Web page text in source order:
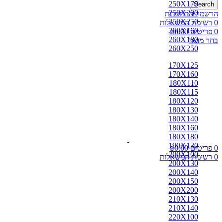
Search
הרשמה/התחברות
0 רשימת המשאלות
0 פריטים ₪0.00
בחר מוצר
0 פריטים ₪0.00
0 רשימת המשאלות
250X170
250X200
250X250
260X160
260X180
260X250
170X125
170X160
180X110
180X115
180X120
180X130
180X140
180X160
180X180
190X130
200X100
200X130
200X140
200X150
200X200
210X130
210X140
220X100